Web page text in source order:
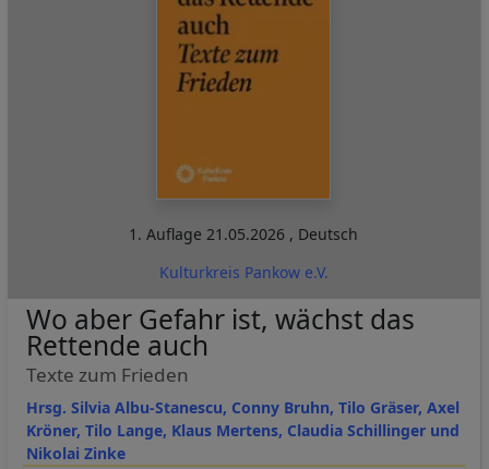
1. Auflage 21.05.2026 , Deutsch
Kulturkreis Pankow e.V.
Hrsg. Silvia Albu-Stanescu, Conny Bruhn, Tilo Gräser, Axel
Kröner, Tilo Lange, Klaus Mertens, Claudia Schillinger und
Nikolai Zinke
Wo aber Gefahr ist, wächst das
Rettende auch
Texte zum Frieden